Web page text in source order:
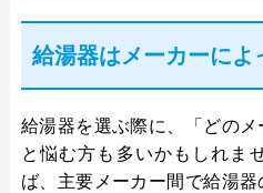
給湯器はメーカーによ
給湯器を選ぶ際に、「どのメ
と悩む方も多いかもしれま
ば、主要メーカー間で給湯